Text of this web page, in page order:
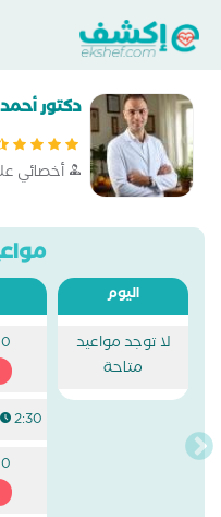
دكتور
أخصائي
اليوم
لا توجد مواعيد
متاحة
2:30 م